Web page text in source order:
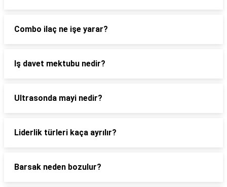
Combo ilaç ne işe yarar?
Iş davet mektubu nedir?
Ultrasonda mayi nedir?
Liderlik türleri kaça ayrılır?
Barsak neden bozulur?